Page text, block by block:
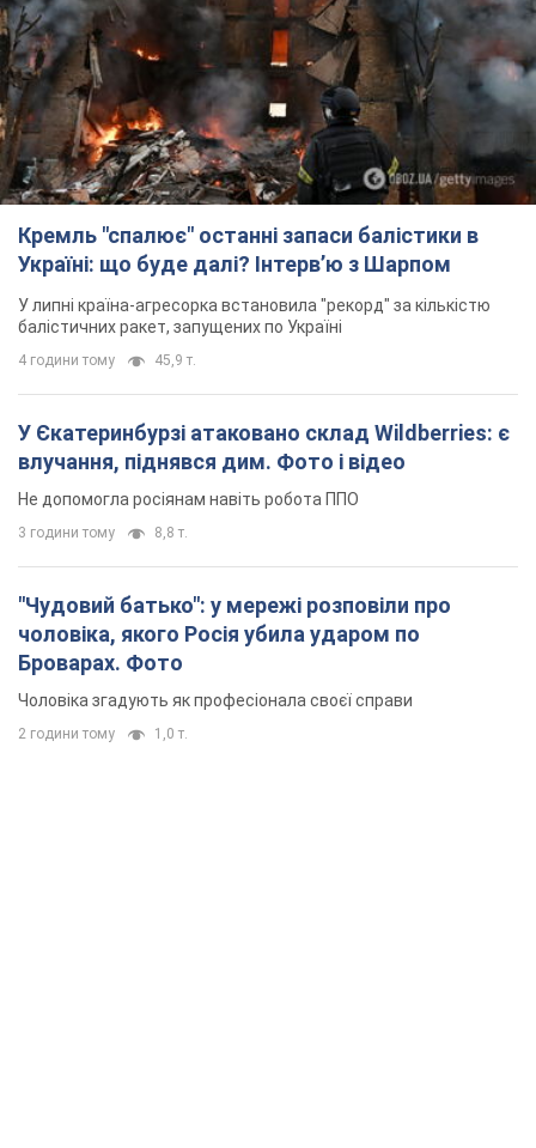
Кремль "спалює" останні запаси балістики в
Україні: що буде далі? Інтерв’ю з Шарпом
У липні країна-агресорка встановила "рекорд" за кількістю
балістичних ракет, запущених по Україні
4 години тому 45,9 т.
У Єкатеринбурзі атаковано склад Wildberries: є
влучання, піднявся дим. Фото і відео
Не допомогла росіянам навіть робота ППО
3 години тому 8,8 т.
"Чудовий батько": у мережі розповіли про
чоловіка, якого Росія убила ударом по
Броварах. Фото
Чоловіка згадують як професіонала своєї справи
2 години тому 1,0 т.